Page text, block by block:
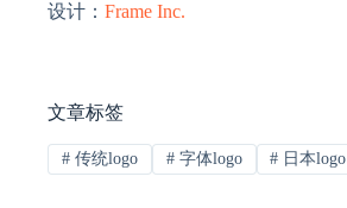
设计： Frame Inc.
文章标签
#传统logo #字体logo # 日本logo